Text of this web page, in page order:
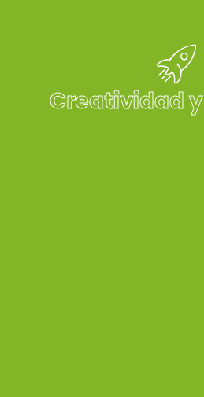
Creatividad